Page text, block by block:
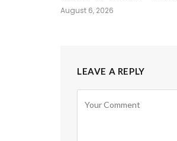
August 6, 2026
LEAVE A REPLY